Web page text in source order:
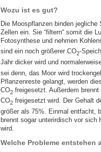
Wozu ist es gut?
Die Moospflanzen binden
Zellen ein. Sie “filtern“ somit die
Fotosynthese und nehmen
sind ein noch größerer CO2-
Jahr dicker wird und
sei denn, das Moor wird
Pflanzenreste gelangt, werden
CO2freigesetzt. Außerdem brennt
CO2freigesetzt wird. Der Gehalt
größer als 75%. Einmal entfacht,
brennt sogar unterirdisch vor sich
wird.
Welche Probleme entstehen